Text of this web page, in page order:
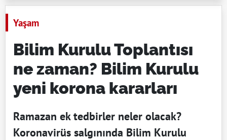
Yaşam
Bilim Kurulu Toplantısı
ne zaman? Bilim Kurulu
yeni korona kararları
Ramazan ek tedbirler neler olacak?
Koronavirüs salgınında Bilim Kurulu